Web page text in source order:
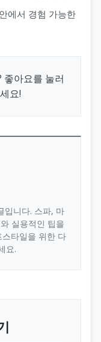
에서 경험 가능한
좋아요를 눌러
요!
입니다. 스파, 마
실용적인 팁을
타일을 위한 다
요.